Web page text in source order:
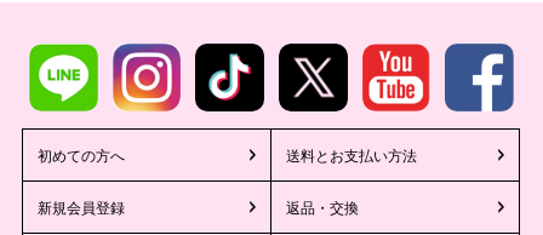
初めての方へ 送料とお支払い方法
新規会員登録 返品・交換